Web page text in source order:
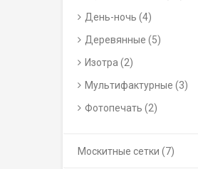
День-ночь (4)
Деревянные (5)
Изотра (2)
Мультифактурные (3)
Фотопечать (2)
Москитные сетки (7)